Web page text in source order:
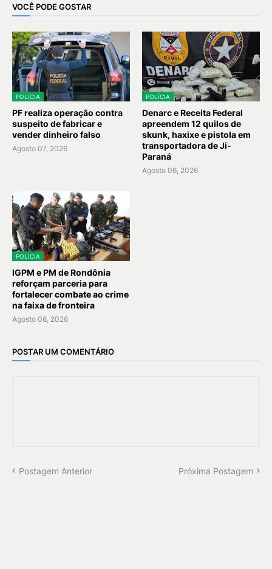
VOCÊ PODE GOSTAR
POLÍCIA
PF realiza operação contra
suspeito de fabricar e
vender dinheiro falso
Agosto 07, 2026
POLÍCIA
Denarc e Receita Federal
apreendem 12 quilos de
skunk, haxixe e pistola em
transportadora de Ji-
Paraná
Agosto 06, 2026
POLÍCIA
IGPM e PM de Rondônia
reforçam parceria para
fortalecer combate ao crime
na faixa de fronteira
Agosto 06, 2026
POSTAR UM COMENTÁRIO
Postagem Anterior Próxima Postagem